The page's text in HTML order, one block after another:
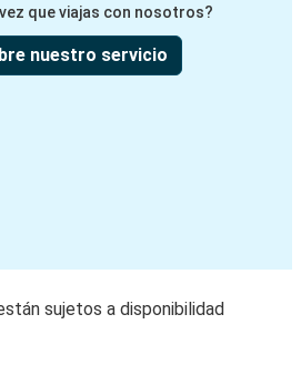
que viajas con nosotros?
nuestro servicio
sujetos a disponibilidad